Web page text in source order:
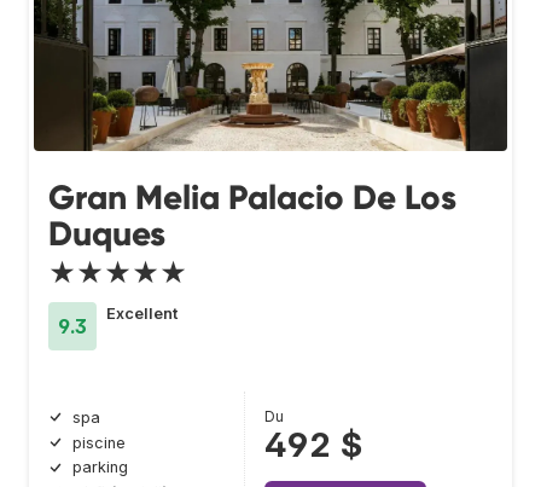
Gran Melia Palacio De Los
Duques
★★★★★
9.3
Excellent
spa
piscine
parking
Du
492 $